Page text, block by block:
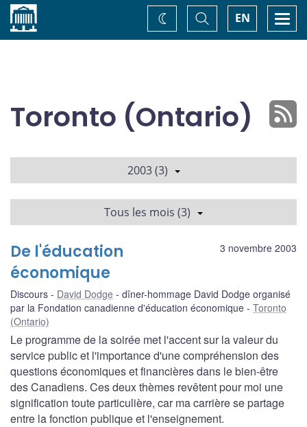
Accueil EN
Basculer
la
recherche
Changez
de
Toronto (Ontario)
2003 (3)
Tous les mois (3)
3 novembre 2003
De l'éducation
économique
Discours David Dodge
dîner-hommage David Dodge organisé
par la Fondation canadienne d'éducation économique
Toronto
(Ontario)
Le programme de la soirée met l'accent sur la valeur du
service public et l'importance d'une compréhension des
questions économiques et financières dans le bien-être
des Canadiens. Ces deux thèmes revêtent pour moi une
signification toute particulière, car ma carrière se partage
entre la fonction publique et l'enseignement.